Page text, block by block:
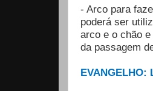
- Arco para
poderá ser
arco e o chão
da passagem
EVANGELHO: